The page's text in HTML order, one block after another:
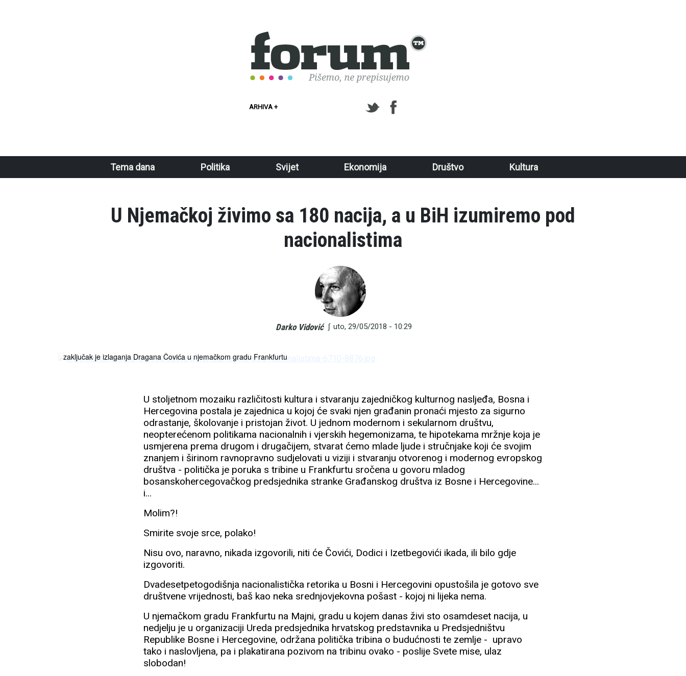
ARHIVA +
Tema dana Politika Svijet Ekonomija Društvo Kultura
U Njemačkoj živimo sa 180 nacija, a u BiH izumiremo pod
nacionalistima
Darko Vidović ∫ uto, 29/05/2018 - 10:29
zaključak je izlaganja Dragana Čovića u njemačkom gradu Frankfurtu
U stoljetnom mozaiku različitosti kultura i stvaranju zajedničkog kulturnog nasljeđa, Bosna i
Hercegovina postala je zajednica u kojoj će svaki njen građanin pronaći mjesto za sigurno
odrastanje, školovanje i pristojan život. U jednom modernom i sekularnom društvu,
neopterećenom politikama nacionalnih i vjerskih hegemonizama, te hipotekama mržnje koja je
usmjerena prema drugom i drugačijem, stvarat ćemo mlade ljude i stručnjake koji će svojim
znanjem i širinom ravnopravno sudjelovati u viziji i stvaranju otvorenog i modernog evropskog
društva - politička je poruka s tribine u Frankfurtu sročena u govoru mladog
bosanskohercegovačkog predsjednika stranke Građanskog društva iz Bosne i Hercegovine...
i...
Molim?!
Smirite svoje srce, polako!
Nisu ovo, naravno, nikada izgovorili, niti će Čovići, Dodici i Izetbegovići ikada, ili bilo gdje
izgovoriti.
Dvadesetpetogodišnja nacionalistička retorika u Bosni i Hercegovini opustošila je gotovo sve
društvene vrijednosti, baš kao neka srednjovjekovna pošast - kojoj ni lijeka nema.
U njemačkom gradu Frankfurtu na Majni, gradu u kojem danas živi sto osamdeset nacija, u
nedjelju je u organizaciji Ureda predsjednika hrvatskog predstavnika u Predsjedništvu
Republike Bosne i Hercegovine, održana politička tribina o budućnosti te zemlje - upravo
tako i naslovljena, pa i plakatirana pozivom na tribinu ovako - poslije Svete mise, ulaz
slobodan!